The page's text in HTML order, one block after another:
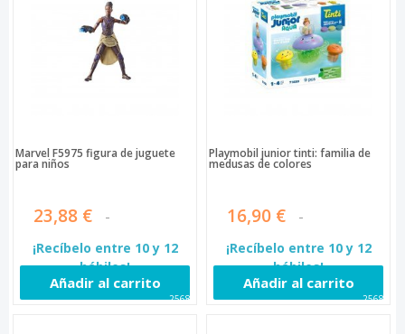
Marvel F5975 figura de juguete
para niños
23,88 €
¡Recíbelo entre 10 y 12
hábiles!
Añadir al carrito
25684
Playmobil junior tinti: familia de
medusas de colores
16,90 €
¡Recíbelo entre 10 y 12
hábiles!
Añadir al carrito
25686